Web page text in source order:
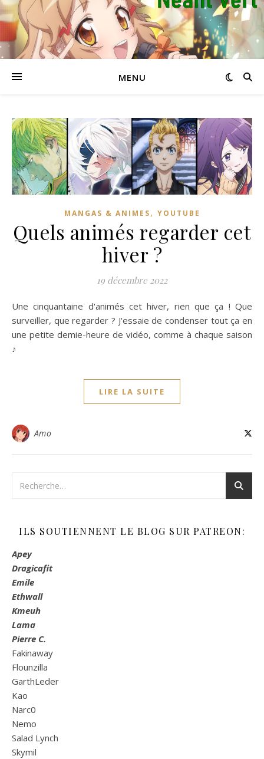
MENU
MANGAS & ANIMES, YOUTUBE
Quels animés regarder cet
hiver ?
19 décembre 2022
Une cinquantaine d'animés cet hiver, rien que ça ! Que
surveiller, que regarder ? J'essaie de condenser tout ça en
une petite demie-heure de vidéo, comme à chaque saison
♪
LIRE LA SUITE
Amo
ILS SOUTIENNENT LE BLOG SUR PATREON:
Apey
Dragicafit
Emile
Ethwall
Kmeuh
Lama
Pierre C.
Fakinaway
Flounzilla
GarthLeder
Kao
Narc0
Nemo
Salad Lynch
Skymil